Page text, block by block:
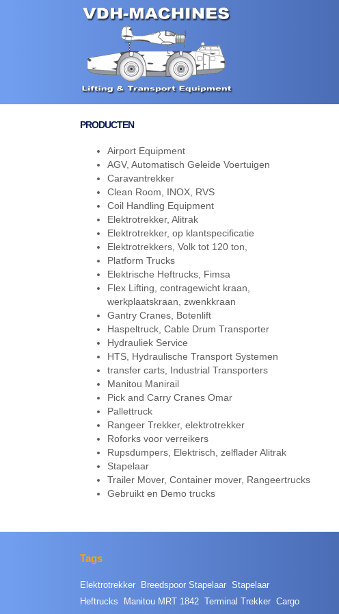
PRODUCTEN
Airport Equipment
AGV, Automatisch Geleide Voertuigen
Caravantrekker
Clean Room, INOX, RVS
Coil Handling Equipment
Elektrotrekker, Alitrak
Elektrotrekker, op klantspecificatie
Elektrotrekkers, Volk tot 120 ton,
Platform Trucks
Elektrische Heftrucks, Fimsa
Flex Lifting, contragewicht kraan,
werkplaatskraan, zwenkkraan
Gantry Cranes, Botenlift
Haspeltruck, Cable Drum Transporter
Hydrauliek Service
HTS, Hydraulische Transport Systemen
transfer carts, Industrial Transporters
Manitou Manirail
Pick and Carry Cranes Omar
Pallettruck
Rangeer Trekker, elektrotrekker
Roforks voor verreikers
Rupsdumpers, Elektrisch, zelflader Alitrak
Stapelaar
Trailer Mover, Container mover, Rangeertrucks
Gebruikt en Demo trucks
Tags
Elektrotrekker Breedspoor Stapelaar Stapelaar
Heftrucks
Manitou MRT 1842 Terminal Trekker Cargo